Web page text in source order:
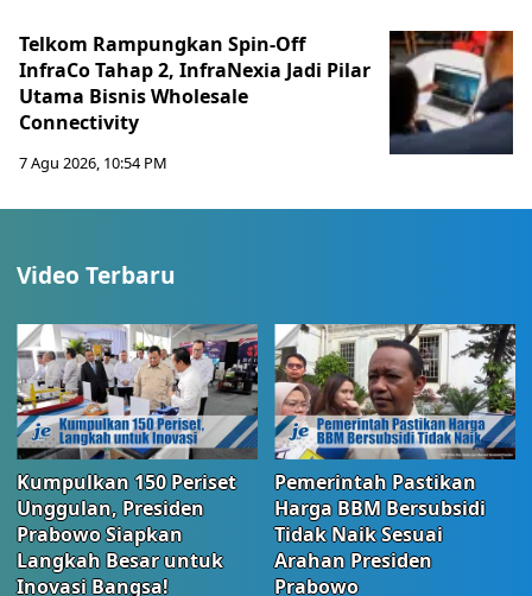
Telkom Rampungkan Spin-Off
InfraCo Tahap 2, InfraNexia Jadi Pilar
Utama Bisnis Wholesale
Connectivity
7 Agu 2026, 10:54 PM
Video Terbaru
Kumpulkan 150 Periset
Unggulan, Presiden
Prabowo Siapkan
Langkah Besar untuk
Inovasi Bangsa!
Pemerintah Pastikan
Harga BBM Bersubsidi
Tidak Naik Sesuai
Arahan Presiden
Prabowo